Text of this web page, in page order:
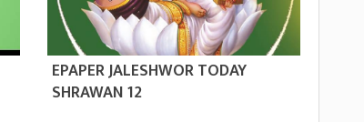
EPAPER JALESHWOR TODAY
SHRAWAN 12